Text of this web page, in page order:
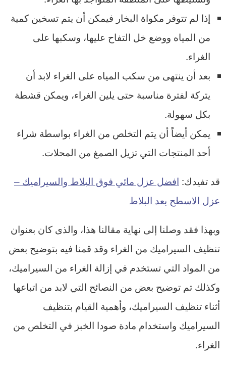
إذا لم تتوفر مكواة البخار فيمكن أن يتم تسخين كمية
من المياه ووضع خل التفاح عليها، وسكبها على
الغراء.
بعد أن ينتهى من سكب المياه على الغراء لابد أن
يتركة لفترة مناسبة حتى يلين الغراء، ويمكن قشطة
بكل سهولة.
يمكن أيضاً أن يتم التخلص من الغراء بواسطة شراء
أحد المنتجات التي تزيل الصمغ من المحلات.
قد تفيدك: افضل عزل مائي فوق البلاط والسيراميك –
عزل الاسطح بعد البلاط
وبهذا فقد وصلنا إلى نهاية مقالنا هذا، والذى كان بعنوان
تنظيف السيراميك من الغراء وقد قمنا فيه بتوضيح بعض
من المواد التي تستخدم في إزالة الغراء من السيراميك،
وكذلك تم توضيح بعض من النصائح التي لابد من اتباعها
أثناء تنظيف السيراميك، وأهمية القيام بتنظيف
السيراميك واستخدام مادة صودا الخبز في التخلص من
الغراء.